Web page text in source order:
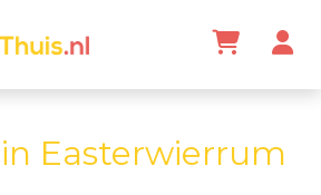
Easterwierrum